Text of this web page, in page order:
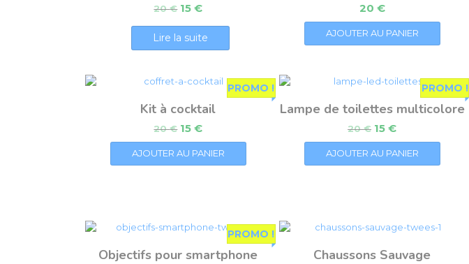
20€ 15€
Lire la suite
20 €
AJOUTER AU PANIER
PROMO !
Kit à cocktail
20€ 15€
AJOUTER AU PANIER
PROMO !
Lampe de toilettes multicolore
20€ 15€
AJOUTER AU PANIER
PROMO !
Objectifs pour smartphone Chaussons Sauvage